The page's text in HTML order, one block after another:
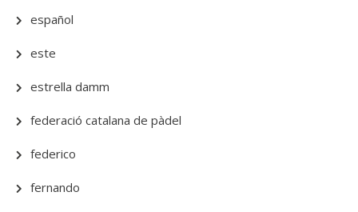
español
este
estrella damm
federació catalana de pàdel
federico
fernando